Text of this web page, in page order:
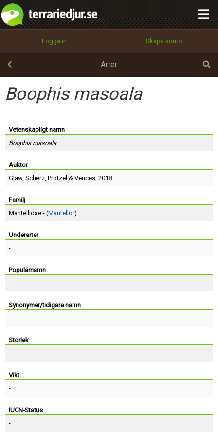
Logga in Skapa konto
Arter
Boophis masoala
Vetenskapligt namn
Boophis masoala
Auktor
Glaw, Scherz, Prötzel & Vences, 2018
Familj
Mantellidae - (Mantellor)
Underarter
-
Populärnamn
Synonymer/tidigare namn
Storlek
Vikt
-
IUCN-Status
-
Utför
100%
OK
integritetspolicy
Namn:
Epost:
Användarnamn:
Lösenord:
Terms of Service
Begär nytt lösenord
Tillbaka till förstasidan